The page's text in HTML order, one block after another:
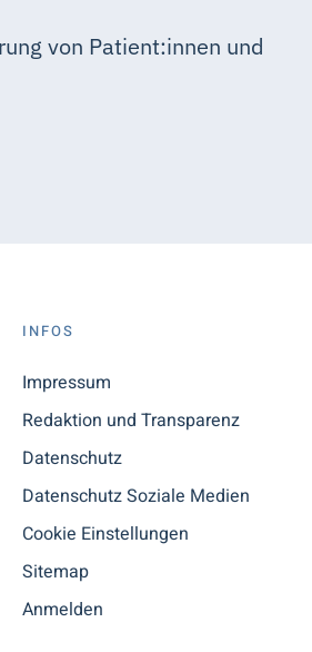
von Patient:innen und
INFOS
Impressum
Redaktion und Transparenz
Datenschutz
Datenschutz Soziale Medien
Cookie Einstellungen
Sitemap
Anmelden